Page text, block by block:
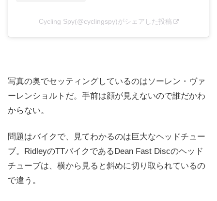
Cycling Spy(@cyclingspy)がシェアした投稿
写真の奥でセッティングしているのはソーレン・ヴァ
ーレンショルトだ。手前は顔が見えないので誰だかわ
からない。
問題はバイクで、見てわかるのは巨大なヘッドチュー
ブ。RidleyのTTバイクであるDean Fast Discのヘッド
チューブは、横から見ると斜めに切り取られているの
で違う。